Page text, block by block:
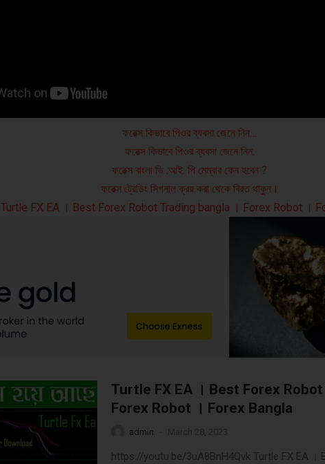
ফরেক্স কিভাবে পিওর ব্যবসা জেনে নিন…
ফরেক্স কিভাবে পিওর ব্যবসা জেনে নিন.
ফরেক্স বাংলা ভি .আই. পি মেম্বার কেন হবেন ?
ফরেক্স ট্রেডিং সিগনাল ক্রয় করা থেকে বিরত থাকুন।
Turtle FX EA । Best Forex Robot Trading bangla । Forex Robot ।
Turtle FX EA । Best Forex
Forex Robot । Forex Bangla
admin
https://youtu.be/3uA8BnH4Qvk Turtle FX EA ।